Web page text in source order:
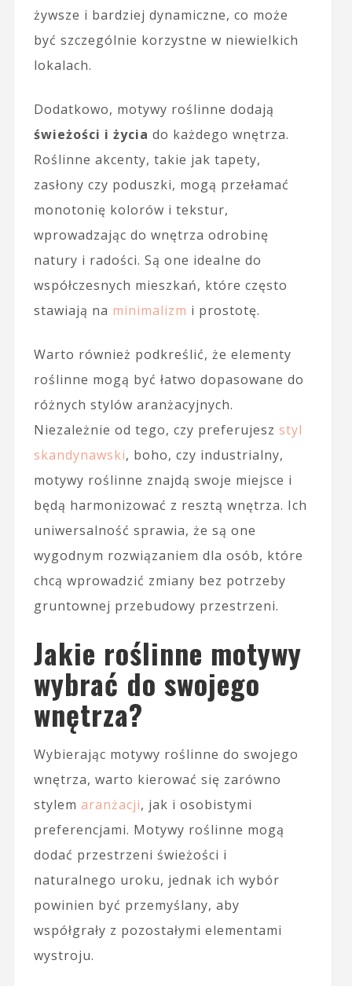
żywsze i bardziej dynamiczne, co może
być szczególnie korzystne w niewielkich
lokalach.
Dodatkowo, motywy roślinne dodają
świeżości i życia do każdego wnętrza.
Roślinne akcenty, takie jak tapety,
zasłony czy poduszki, mogą przełamać
monotonię kolorów i tekstur,
wprowadzając do wnętrza odrobinę
natury i radości. Są one idealne do
współczesnych mieszkań, które często
stawiają na minimalizm i prostotę.
Warto również podkreślić, że elementy
roślinne mogą być łatwo dopasowane do
różnych stylów aranżacyjnych.
Niezależnie od tego, czy preferujesz styl
skandynawski, boho, czy industrialny,
motywy roślinne znajdą swoje miejsce i
będą harmonizować z resztą wnętrza. Ich
uniwersalność sprawia, że są one
wygodnym rozwiązaniem dla osób, które
chcą wprowadzić zmiany bez potrzeby
gruntownej przebudowy przestrzeni.
Jakie roślinne motywy
wybrać do swojego
wnętrza?
Wybierając motywy roślinne do swojego
wnętrza, warto kierować się zarówno
stylem aranżacji, jak i osobistymi
preferencjami. Motywy roślinne mogą
dodać przestrzeni świeżości i
naturalnego uroku, jednak ich wybór
powinien być przemyślany, aby
współgrały z pozostałymi elementami
wystroju.